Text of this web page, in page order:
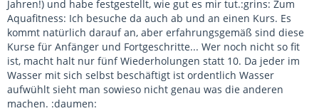
Jahren!) und habe festgestellt, wie gut es mir tut.:grins: Zum
Aquafitness: Ich besuche da auch ab und an einen Kurs. Es
kommt natürlich darauf an, aber erfahrungsgemäß sind diese
Kurse für Anfänger und Fortgeschritte... Wer noch nicht so fit
ist, macht halt nur fünf Wiederholungen statt 10. Da jeder im
Wasser mit sich selbst beschäftigt ist ordentlich Wasser
aufwühlt sieht man sowieso nicht genau was die anderen
machen. :daumen: